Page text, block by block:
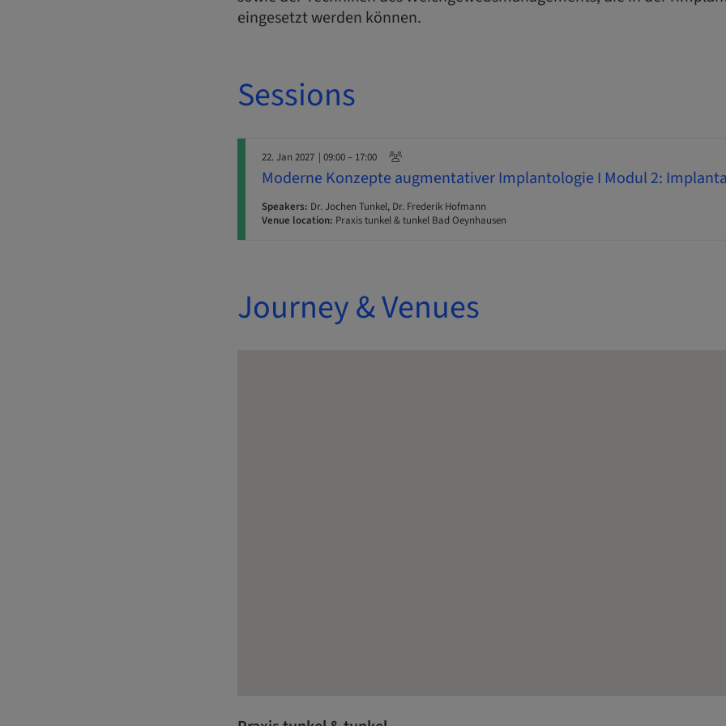
eingesetzt werden können.
Sessions
22. Jan 2027 | 09:00 – 17:00
Moderne Konzepte augmentativer Implantologie I Modul 2:
Speakers: Dr. Jochen Tunkel, Dr. Frederik Hofmann
Venue location: Praxis tunkel & tunkel Bad Oeynhausen
Journey & Venues